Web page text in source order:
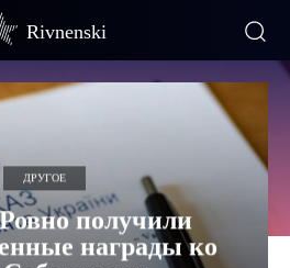
Rivnenski
ДРУГОЕ
получили
награды ко